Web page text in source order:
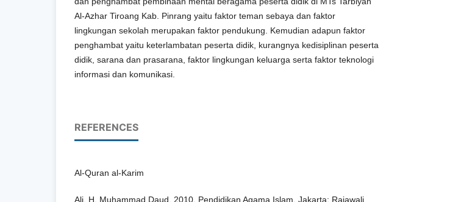
Al-Azhar Tiroang Kab. Pinrang yaitu faktor teman sebaya dan faktor
lingkungan sekolah merupakan faktor pendukung. Kemudian adapun faktor
penghambat yaitu keterlambatan peserta didik, kurangnya kedisiplinan peserta
didik, sarana dan prasarana, faktor lingkungan keluarga serta faktor teknologi
informasi dan komunikasi.
REFERENCES
Al-Quran al-Karim
Ali, H. Muhammad Daud. 2010. Pendidikan Agama Islam. Jakarta: Rajawali